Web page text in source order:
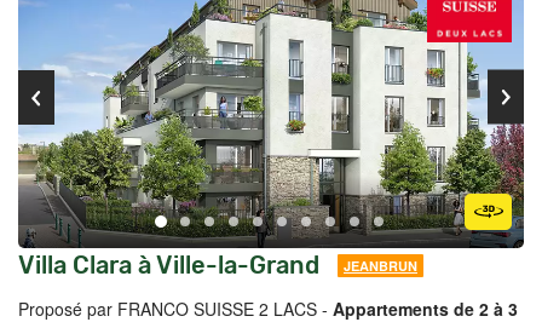
Villa Clara à Ville-la-Grand JEANBRUN
Proposé par FRANCO SUISSE 2 LACS - Appartements de 2 à 3